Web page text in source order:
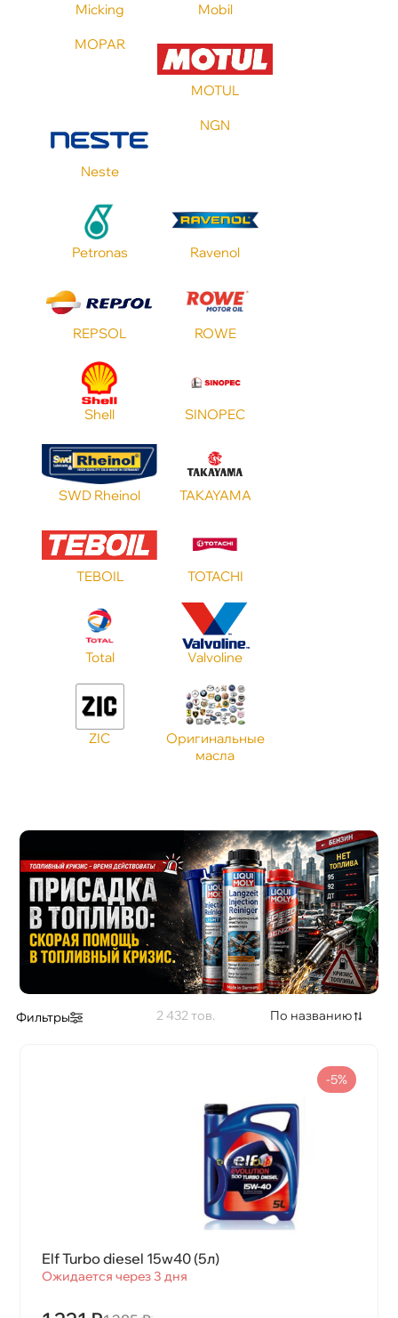
Стандарт ACEA
Micking Mobil
MOPAR
MOTUL
Neste
NGN
Petronas Ravenol
REPSOL ROWE
Shell SINOPEC
SWD Rheinol TAKAYAMA
TEBOIL TOTACHI
Total Valvoline
ZIC
Оригинальные
масла
Фильтры 2 432 По названию
Elf Turbo diesel 15w40 (5л)
Ожидается через 3 дня
-5%